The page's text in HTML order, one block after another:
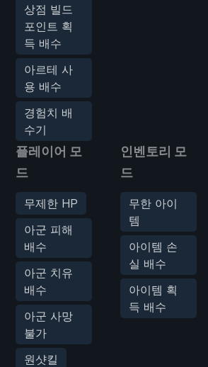
상점 빌드
포인트 획
득 배수
아르테 사
용 배수
경험치 배
수기
플레이어 모
드
무제한 HP
아군 피해
배수
아군 치유
배수
아군 사망
불가
원샷킬
인벤토리 모
드
무한 아이
템
아이템 손
실 배수
아이템 획
득 배수